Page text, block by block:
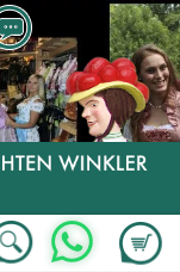
Zum
WhatsApp